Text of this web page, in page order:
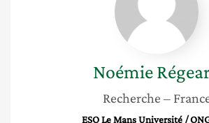
Noémie
Recherche –
ESO Le Mans Université /